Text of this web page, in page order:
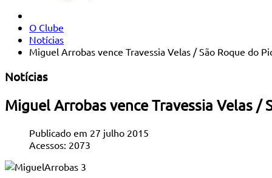
O Clube
Notícias
Miguel Arrobas vence Travessia Velas / São Roque do
Notícias
Miguel Arrobas vence Travessia Velas /
Publicado em 27 julho 2015
Acessos: 2073